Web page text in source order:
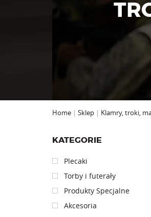
Home | Sklep | Klamry, troki,
KATEGORIE
Plecaki
Torby i futerały
Produkty Specjalne
Akcesoria